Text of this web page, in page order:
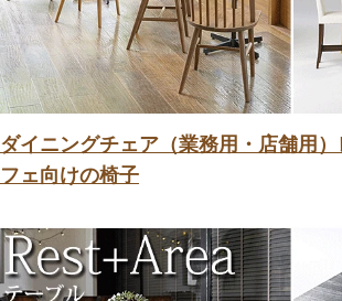
ダイニングチェア（業務用・店舗用
フェ向けの椅子